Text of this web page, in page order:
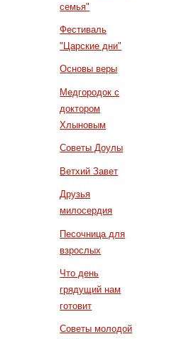
семья"
Фестиваль
"Царские дни"
Основы веры
Медгородок с
доктором
Хлыновым
Советы Доулы
Ветхий Завет
Друзья
милосердия
Песочница для
взрослых
Что день
грядущий нам
готовит
Советы молодой